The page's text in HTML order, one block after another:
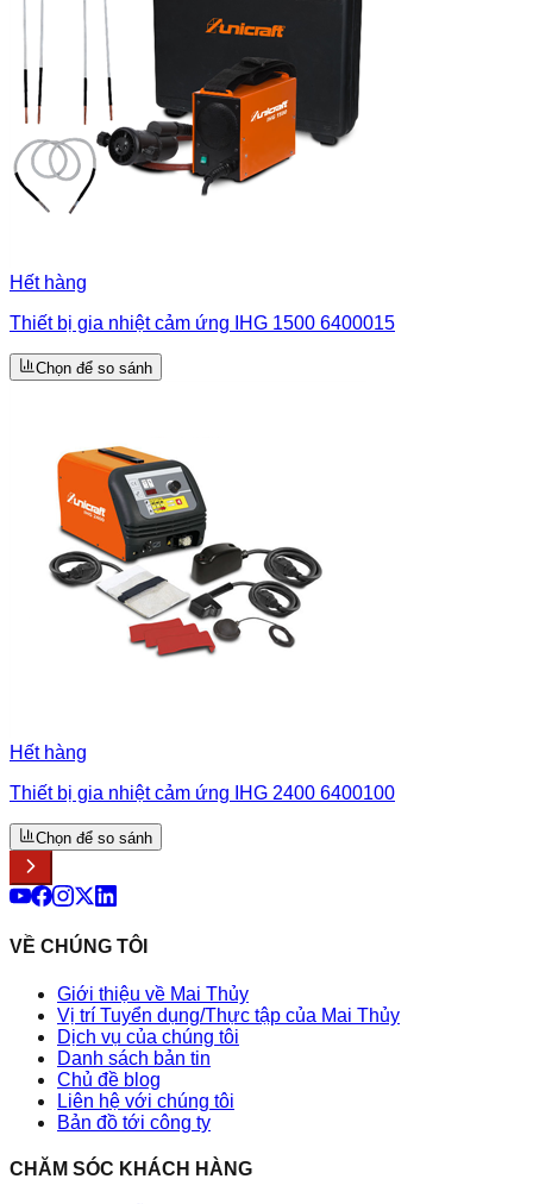
Hết hàng
Thiết bị gia nhiệt cảm ứng IHG 1500 6400015
Chọn để so sánh
Hết hàng
Thiết bị gia nhiệt cảm ứng IHG 2400 6400100
Chọn để so sánh
VỀ CHÚNG TÔI
Giới thiệu về Mai Thủy
Vị trí Tuyển dụng/Thực tập của Mai Thủy
Dịch vụ của chúng tôi
Danh sách bản tin
Chủ đề blog
Liên hệ với chúng tôi
Bản đồ tới công ty
CHĂM SÓC KHÁCH HÀNG